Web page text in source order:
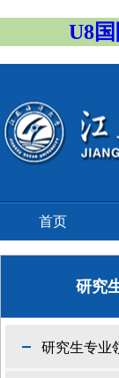
U8
首页
研究
研究生专业